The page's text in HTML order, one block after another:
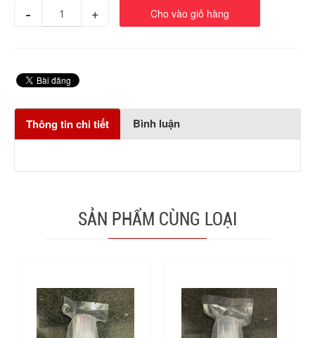
- + Cho vào giỏ hàng
Thông tin chi tiết Bình luận
SẢN PHẨM CÙNG LOẠI